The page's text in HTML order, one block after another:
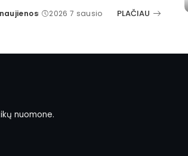
2026 7 sausio PLAČIAU
nuomone.